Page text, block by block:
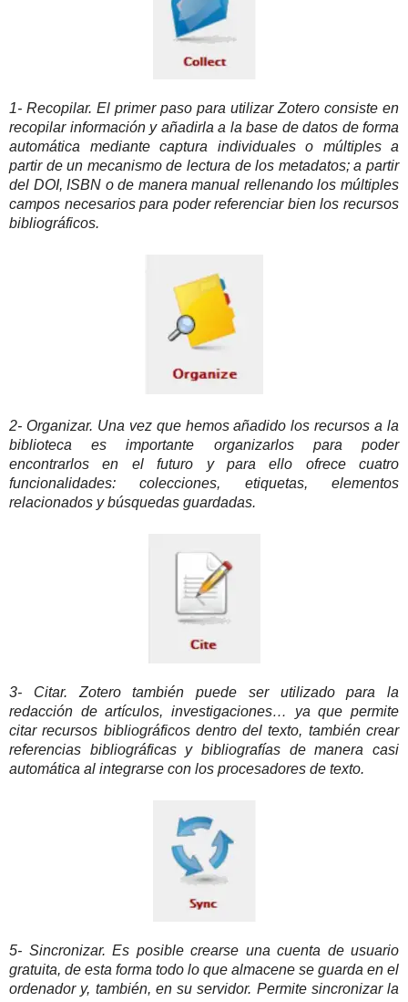
1- Recopilar. El primer paso para utilizar Zotero consiste en
recopilar información y añadirla a la base de datos de forma
automática mediante captura individuales o múltiples a
partir de un mecanismo de lectura de los metadatos; a partir
del DOI, ISBN o de manera manual rellenando los múltiples
campos necesarios para poder referenciar bien los recursos
bibliográficos.
2- Organizar. Una vez que hemos añadido los recursos a la
biblioteca es importante organizarlos para poder
encontrarlos en el futuro y para ello ofrece cuatro
funcionalidades: colecciones, etiquetas, elementos
relacionados y búsquedas guardadas.
3- Citar. Zotero también puede ser utilizado para la
redacción de artículos, investigaciones… ya que permite
citar recursos bibliográficos dentro del texto, también crear
referencias bibliográficas y bibliografías de manera casi
automática al integrarse con los procesadores de texto.
5- Sincronizar. Es posible crearse una cuenta de usuario
gratuita, de esta forma todo lo que almacene se guarda en el
ordenador y, también, en su servidor. Permite sincronizar la